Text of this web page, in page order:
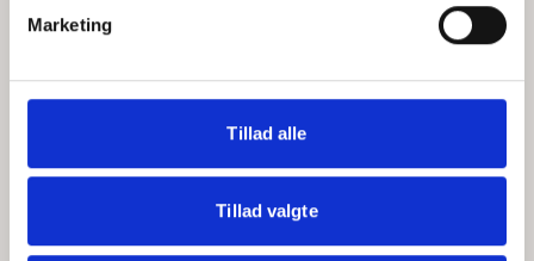
Marketing
Tillad alle
Tillad valgte
Hvem er CEPOS
Medarbejdere
ABCepos
Podcast